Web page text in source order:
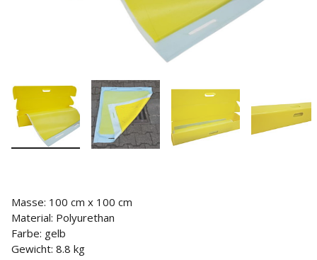
Masse: 100 cm x 100 cm
Material: Polyurethan
Farbe: gelb
Gewicht: 8.8 kg